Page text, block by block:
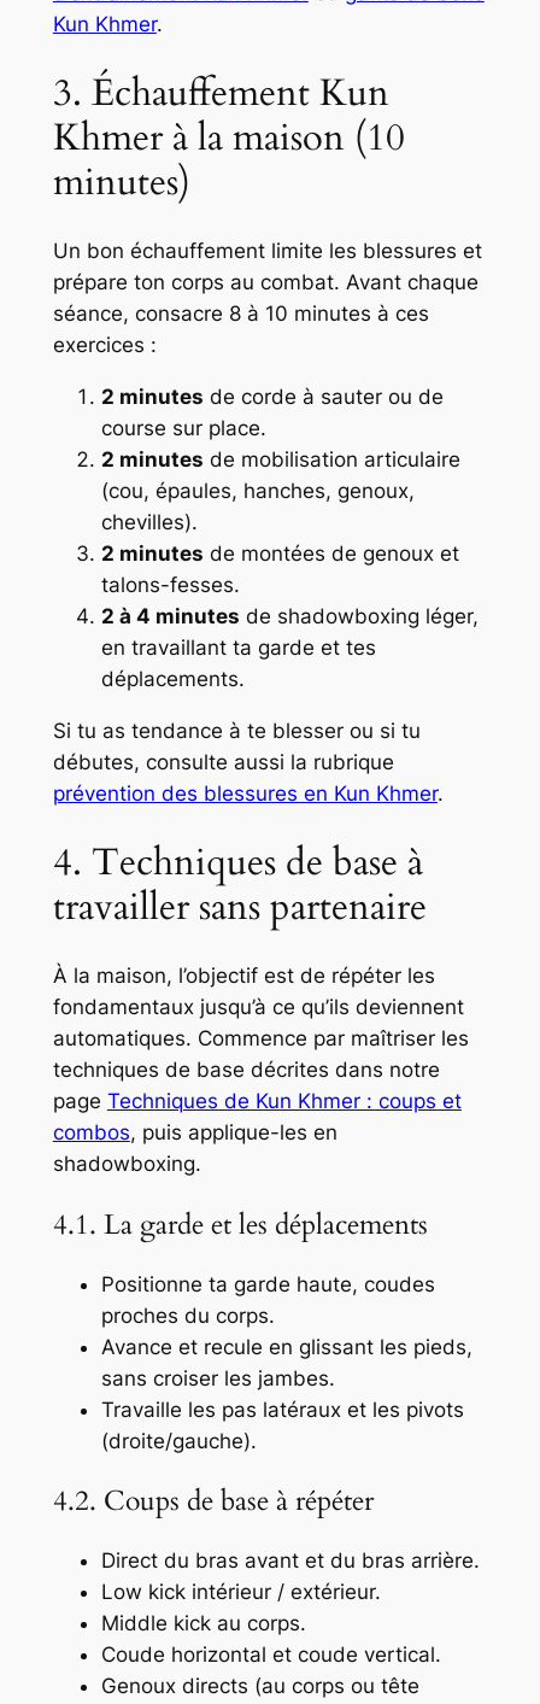
Kun Khmer.
3. Échauffement Kun
Khmer à la maison (10
minutes)
Un bon échauffement limite les blessures et
prépare ton corps au combat. Avant chaque
séance, consacre 8 à 10 minutes à ces
exercices :
2 minutes de corde à sauter ou de
course sur place.
2 minutes de mobilisation articulaire
(cou, épaules, hanches, genoux,
chevilles).
2 minutes de montées de genoux et
talons-fesses.
2 à 4 minutes de shadowboxing léger,
en travaillant ta garde et tes
déplacements.
Si tu as tendance à te blesser ou si tu
débutes, consulte aussi la rubrique
prévention des blessures en Kun Khmer.
4. Techniques de base à
travailler sans partenaire
À la maison, l’objectif est de répéter les
fondamentaux jusqu’à ce qu’ils deviennent
automatiques. Commence par maîtriser les
techniques de base décrites dans notre
page Techniques de Kun Khmer : coups et
combos, puis applique-les en
shadowboxing.
4.1. La garde et les déplacements
Positionne ta garde haute, coudes
proches du corps.
Avance et recule en glissant les pieds,
sans croiser les jambes.
Travaille les pas latéraux et les pivots
(droite/gauche).
4.2. Coups de base à répéter
Direct du bras avant et du bras arrière.
Low kick intérieur / extérieur.
Middle kick au corps.
Coude horizontal et coude vertical.
Genoux directs (au corps ou tête